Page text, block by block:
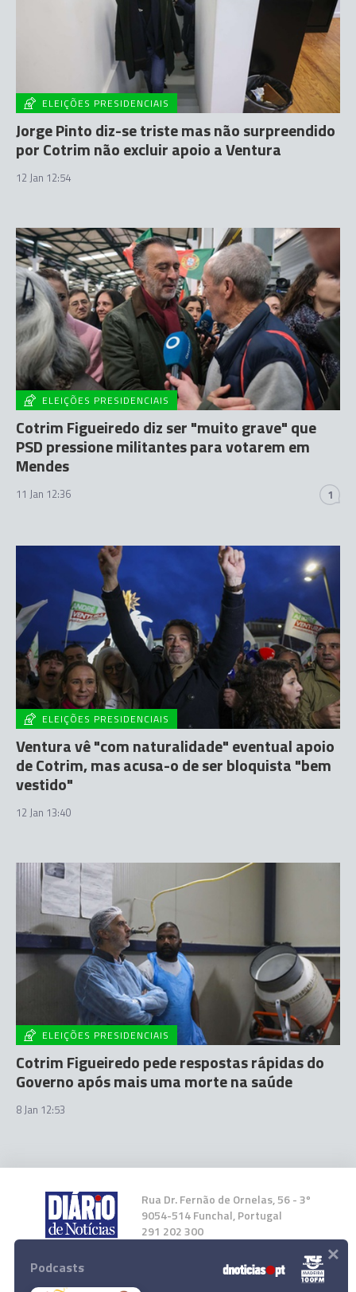
ELEIÇÕES PRESIDENCIAIS
Jorge Pinto diz-se triste mas não surpreendido
por Cotrim não excluir apoio a Ventura
12 Jan 12:54
ELEIÇÕES PRESIDENCIAIS
Cotrim Figueiredo diz ser "muito grave" que
PSD pressione militantes para votarem em
Mendes
11 Jan 12:36 1
ELEIÇÕES PRESIDENCIAIS
Ventura vê "com naturalidade" eventual apoio
de Cotrim, mas acusa-o de ser bloquista "bem
vestido"
12 Jan 13:40
ELEIÇÕES PRESIDENCIAIS
Cotrim Figueiredo pede respostas rápidas do
Governo após mais uma morte na saúde
8 Jan 12:53
Rua Dr. Fernão de Ornelas, 56 - 3º
9054-514 Funchal, Portugal
291 202 300
Instale a nossa App
Podcasts ×